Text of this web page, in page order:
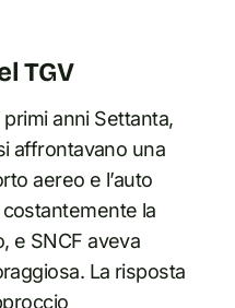
TGV
anni Settanta,
affrontavano una
aereo e l’auto
la
e SNCF aveva
La risposta